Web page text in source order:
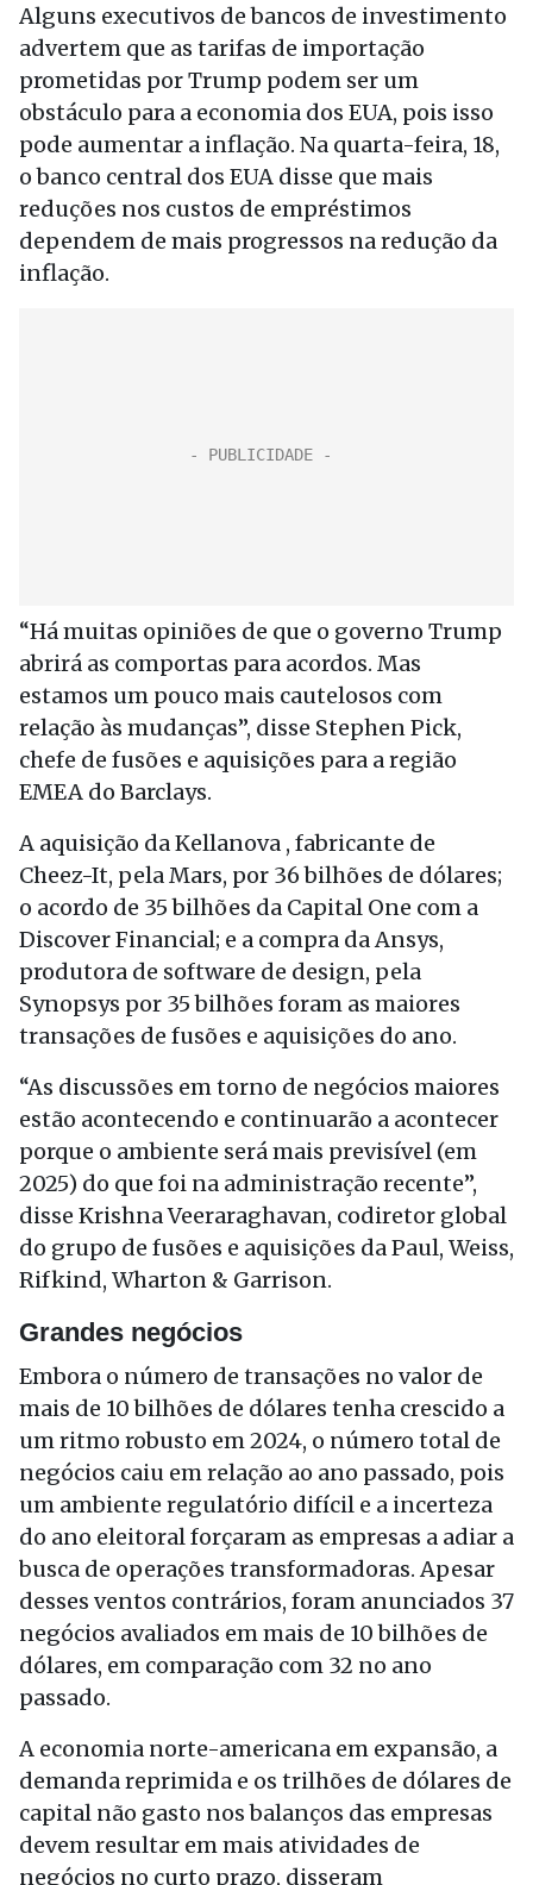
Alguns executivos de bancos de investimento
advertem que as tarifas de importação
prometidas por Trump podem ser um
obstáculo para a economia dos EUA, pois isso
pode aumentar a inflação. Na quarta-feira, 18,
o banco central dos EUA disse que mais
reduções nos custos de empréstimos
dependem de mais progressos na redução da
inflação.
“Há muitas opiniões de que o governo Trump
abrirá as comportas para acordos. Mas
estamos um pouco mais cautelosos com
relação às mudanças”, disse Stephen Pick,
chefe de fusões e aquisições para a região
EMEA do Barclays.
A aquisição da Kellanova , fabricante de
Cheez-It, pela Mars, por 36 bilhões de dólares;
o acordo de 35 bilhões da Capital One com a
Discover Financial; e a compra da Ansys,
produtora de software de design, pela
Synopsys por 35 bilhões foram as maiores
transações de fusões e aquisições do ano.
“As discussões em torno de negócios maiores
estão acontecendo e continuarão a acontecer
porque o ambiente será mais previsível (em
2025) do que foi na administração recente”,
disse Krishna Veeraraghavan, codiretor global
do grupo de fusões e aquisições da Paul, Weiss,
Rifkind, Wharton & Garrison.
Grandes negócios
Embora o número de transações no valor de
mais de 10 bilhões de dólares tenha crescido a
um ritmo robusto em 2024, o número total de
negócios caiu em relação ao ano passado, pois
um ambiente regulatório difícil e a incerteza
do ano eleitoral forçaram as empresas a adiar a
busca de operações transformadoras. Apesar
desses ventos contrários, foram anunciados 37
negócios avaliados em mais de 10 bilhões de
dólares, em comparação com 32 no ano
passado.
A economia norte-americana em expansão, a
demanda reprimida e os trilhões de dólares de
capital não gasto nos balanços das empresas
devem resultar em mais atividades de
negócios no curto prazo, disseram